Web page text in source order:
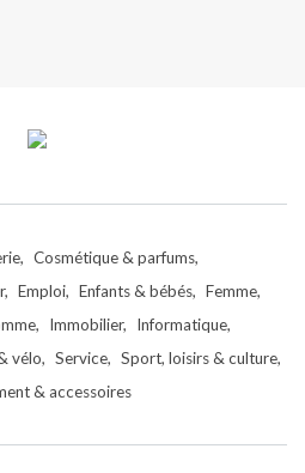
Cosmétique & parfums
Emploi Enfants & bébés
Femme
Immobilier
Informatique
vélo Service
Sport, loisirs & culture
& accessoires